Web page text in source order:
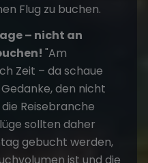
Flug zu buchen.
– nicht an
"Am
Zeit – da schaue
den nicht
Reisebranche
sollten daher
gebucht werden,
ist und die